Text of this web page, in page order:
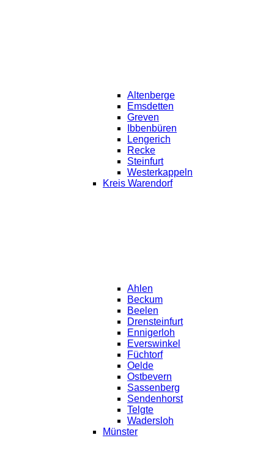
Altenberge
Emsdetten
Greven
Ibbenbüren
Lengerich
Recke
Steinfurt
Westerkappeln
Kreis Warendorf
Ahlen
Beckum
Beelen
Drensteinfurt
Ennigerloh
Everswinkel
Füchtorf
Oelde
Ostbevern
Sassenberg
Sendenhorst
Telgte
Wadersloh
Münster